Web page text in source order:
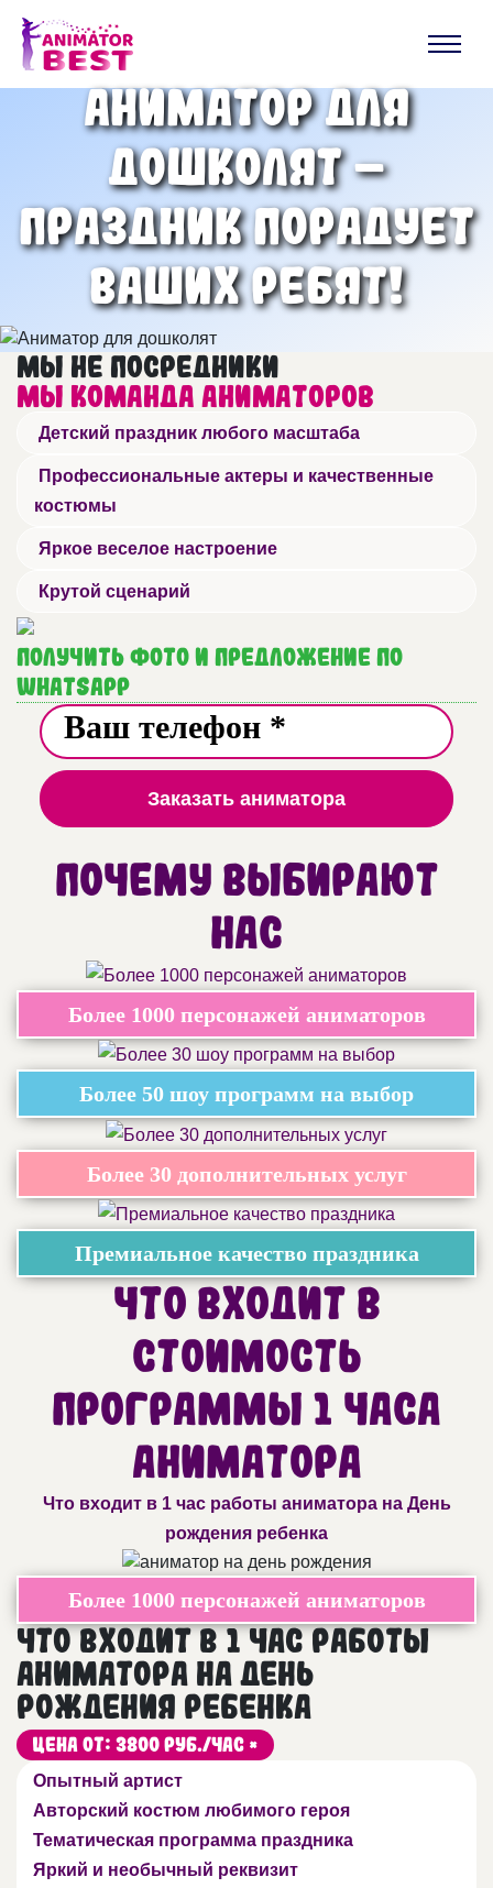
Аниматор для
дошколят –
праздник порадует
ваших ребят!
Мы не посредники
Мы команда аниматоров
Детский праздник любого масштаба
Профессиональные актеры и качественные
костюмы
Яркое веселое настроение
Крутой сценарий
Получить фото и предложение по
WhatsApp
Заказать аниматора
Почему выбирают
нас
Более 1000 персонажей аниматоров
Более 50 шоу программ на выбор
Более 30 дополнительных услуг
Премиальное качество праздника
Что входит в
стоимость
программы 1 часа
аниматора
Что входит в 1 час работы аниматора на День
рождения ребенка
Более 1000 персонажей аниматоров
Что входит в 1 час работы
аниматора на День
рождения ребенка
Цена от: 3800 руб./час *
Опытный артист
Авторский костюм любимого героя
Тематическая программа праздника
Яркий и необычный реквизит